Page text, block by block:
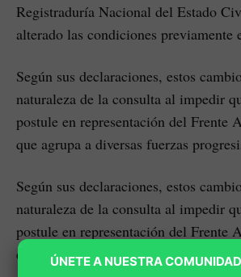
Registraduría Nacional del Estado
alterado las condiciones previamente
Según sus declaraciones, estos
naturaleza de la consulta al impedir
postule en representación del Frente
que agrupa a diversas fuerzas
Según sus declaraciones, estos
naturaleza de la consulta al impedir
postule en representación del Frente
que agrupa a diversas fuerzas
ÚNETE A NUESTRA